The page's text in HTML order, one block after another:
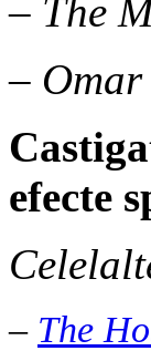
– The
–
efecte
– The